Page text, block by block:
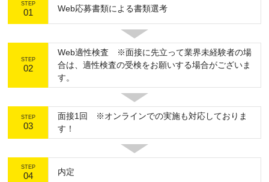
STEP
01 Web応募書類による書類選考
STEP
02
Web適性検査 ※面接に先立って業界未経験者の場
合は、適性検査の受検をお願いする場合がございま
す。
STEP
03
面接1回 ※オンラインでの実施も対応しておりま
す！
STEP
04 内定